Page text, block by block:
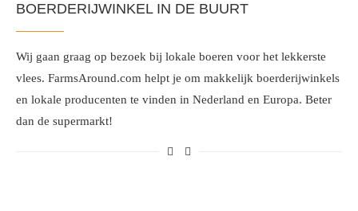
BOERDERIJWINKEL IN DE BUURT
Wij gaan graag op bezoek bij lokale boeren voor het lekkerste
vlees. FarmsAround.com helpt je om makkelijk boerderijwinkels
en lokale producenten te vinden in Nederland en Europa. Beter
dan de supermarkt!